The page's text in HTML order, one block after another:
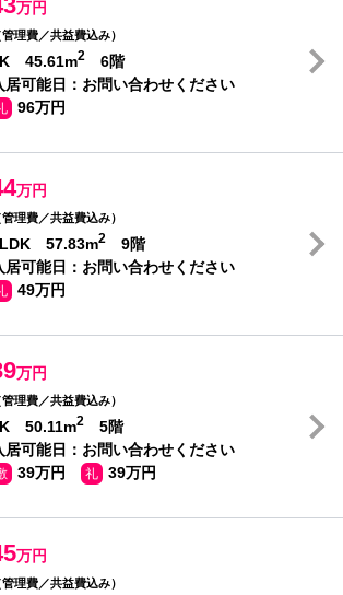
万円
管理費／共益費込み）
45.61m2
6階
居可能日：お問い合わせください
96万円
万円
管理費／共益費込み）
57.83m2
9階
居可能日：お問い合わせください
49万円
万円
管理費／共益費込み）
50.11m2
5階
居可能日：お問い合わせください
39万円 礼 39万円
万円
管理費／共益費込み）